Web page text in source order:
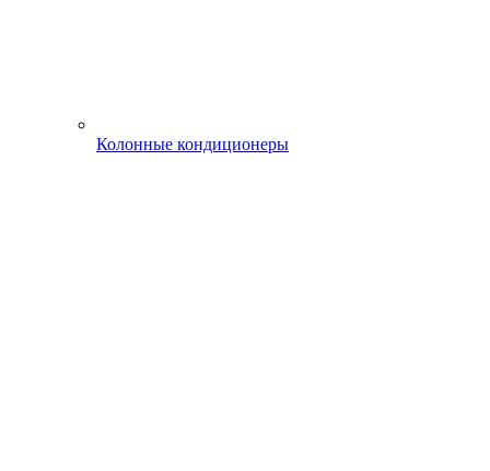
Колонные кондиционеры